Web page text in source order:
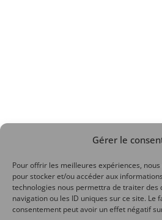
Gérer le
Pour offrir les meilleures expériences,
pour stocker et/ou accéder aux
technologies nous permettra de traiter
navigation ou les ID uniques sur ce site.
consentement peut avoir un effet négatif